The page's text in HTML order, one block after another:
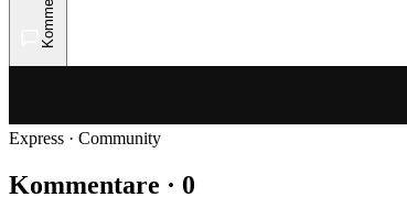
Express · Community
Kommentare · 0